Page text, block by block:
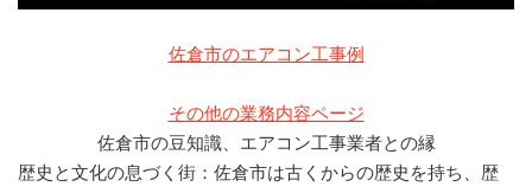
佐倉市のエアコン工事例
その他の業務内容ページ
佐倉市の豆知識、エアコン工事業者との縁
歴史と文化の息づく街：佐倉市は古くからの歴史を持ち、歴